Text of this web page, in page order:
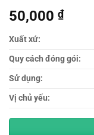
50,000 ₫
Xuất xứ:
Quy cách đóng gói:
Sử dụng:
Vị chủ yếu: